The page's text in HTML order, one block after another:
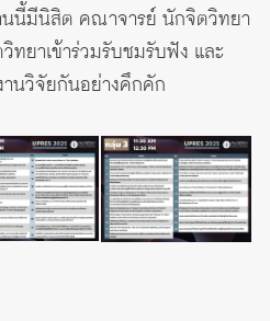
นนี้มีนิสิต คณาจารย์ นักจิตวิทยา
ทยาเข้าร่วมรับชมรับฟัง และ
นวิจัยกันอย่างคึกคัก